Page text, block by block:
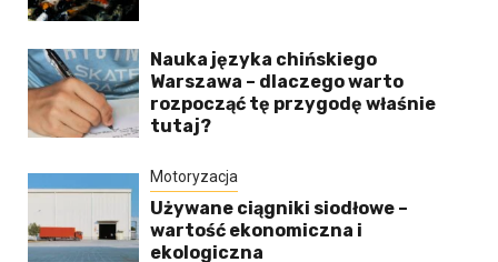
Nauka języka chińskiego
Warszawa – dlaczego warto
rozpocząć tę przygodę właśnie
tutaj?
Motoryzacja
Używane ciągniki siodłowe –
wartość ekonomiczna i
ekologiczna